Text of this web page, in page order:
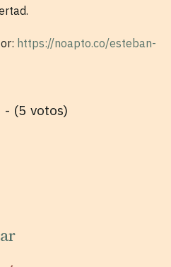
https://noapto.co/esteban-
- (5 votos)